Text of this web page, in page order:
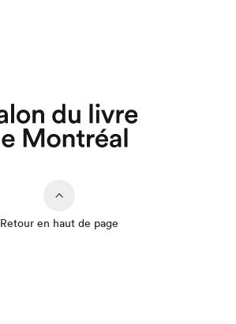
Retour en haut de page